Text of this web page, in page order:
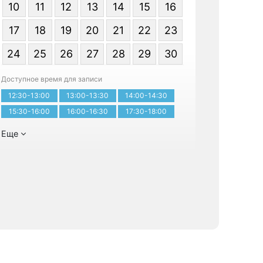
10
11 12 13 14 15
16
17
18 19 20 21 22
23
24
25 26 27 28 29 30
Доступное время для записи
12:30-13:00
13:00-13:30
14:00-14:30
15:30-16:00
16:00-16:30 17:30-18:00
Еще